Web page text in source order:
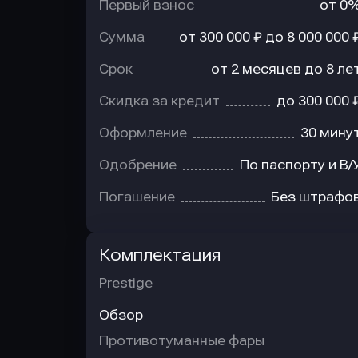
Первый взнос от
Сумма от 300 000 ₽ до 8 000 000
Срок от 2 месяцев до 8
Скидка за кредит до 300 000
Оформление 30
Одобрение По паспорту и В/
Погашение Без
Комплектация
Prestige
Обзор
Противотуманные фары